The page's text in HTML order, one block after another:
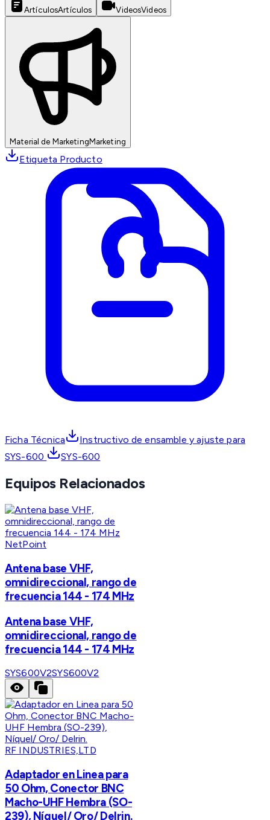
ArtículosArtículos VideosVideos
Material de MarketingMarketing
Etiqueta Producto
Ficha Técnica
Instructivo de ensamble y ajuste para
SYS-600
SYS-600
Equipos Relacionados
NetPoint
Antena base VHF,
omnidireccional, rango de
frecuencia 144 - 174 MHz
Antena base VHF,
omnidireccional, rango de
frecuencia 144 - 174 MHz
SYS600V2SYS600V2
RF INDUSTRIES,LTD
Adaptador en Linea para
50 Ohm, Conector BNC
Macho-UHF Hembra (SO-
239), Níquel/ Oro/ Delrin.